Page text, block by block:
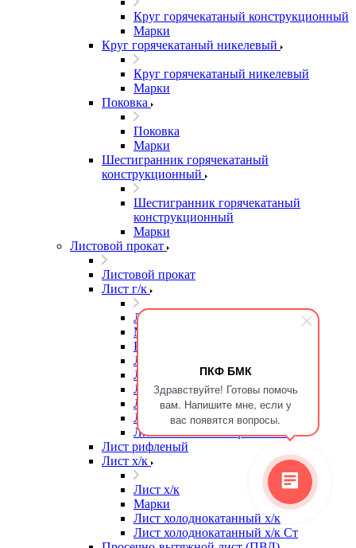
ПКФ БМК
Здравствуйте! Готовы помочь
вам. Напишите мне, если у
вас появятся вопросы.
Круг горячекатаный конструкционный
Марки
Круг горячекатаный никелевый
Круг горячекатаный никелевый
Марки
Поковка
Поковка
Марки
Шестигранник горячекатаный
конструкционный
Шестигранник горячекатаный
конструкционный
Марки
Листовой прокат
Листовой прокат
Лист г/к
Лист г/к
Марки
Высокопрочная сталь
Лист г/к
Лист г/к Ст3
Лист г/к износостойкий
Лист г/к конструкционный
Лист г/к мостостроительный
Лист г/к низколегированный
Лист рифленый
Лист х/к
Лист х/к
Марки
Лист холоднокатанный х/к
Лист холоднокатанный х/к Ст